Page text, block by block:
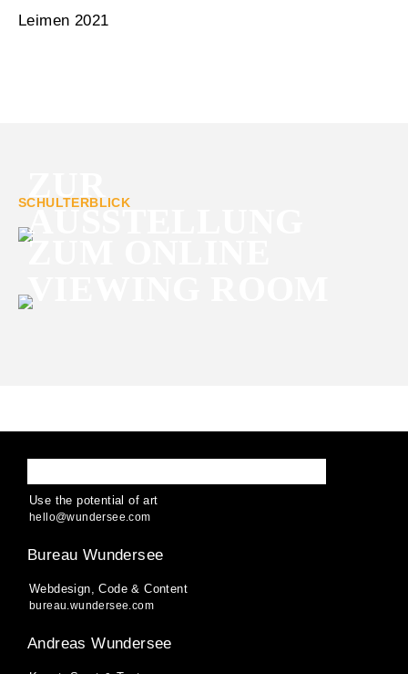
Leimen 2021
SCHULTERBLICK
AUSSTELLUNG
ZUM ONLINE
VIEWING ROOM
Use the potential of art
hello@wundersee.com
Bureau Wundersee
Webdesign, Code & Content
bureau.wundersee.com
Andreas Wundersee